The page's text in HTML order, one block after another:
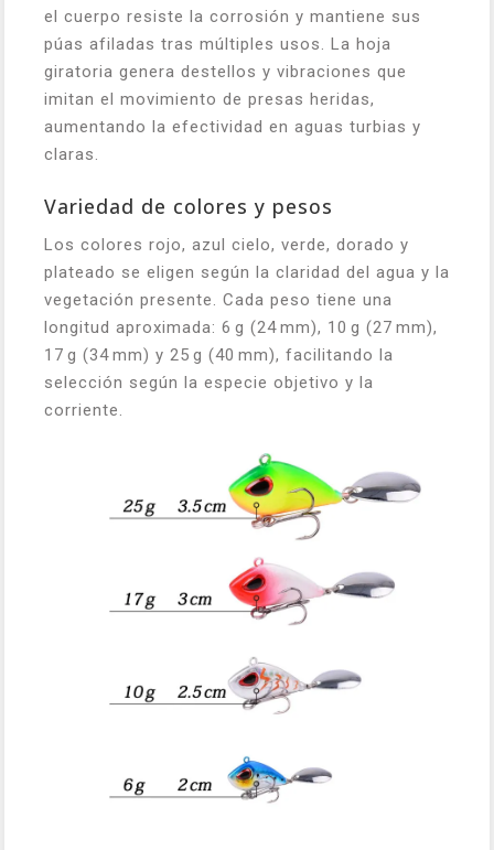
el cuerpo resiste la corrosión y mantiene sus
púas afiladas tras múltiples usos. La hoja
giratoria genera destellos y vibraciones que
imitan el movimiento de presas heridas,
aumentando la efectividad en aguas turbias y
claras.
Variedad de colores y pesos
Los colores rojo, azul cielo, verde, dorado y
plateado se eligen según la claridad del agua y la
vegetación presente. Cada peso tiene una
longitud aproximada: 6 g (24 mm), 10 g (27 mm),
17 g (34 mm) y 25 g (40 mm), facilitando la
selección según la especie objetivo y la
corriente.